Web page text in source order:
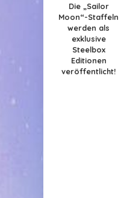
Die „Sailor
Moon“-Staffeln
werden als
exklusive
Steelbox
Editionen
veröffentlicht!